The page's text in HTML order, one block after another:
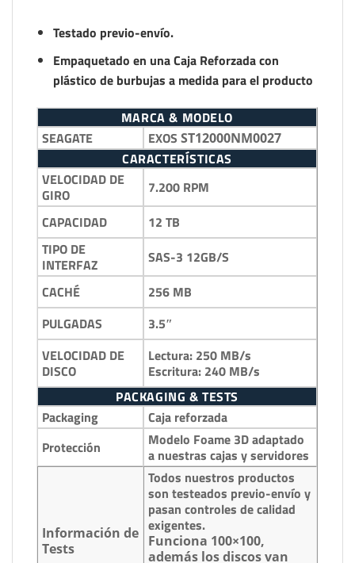
Testado previo-envío.
Empaquetado en una Caja Reforzada con
plástico de burbujas a medida para el producto
MARCA & MODELO
SEAGATE
EXOS ST12000NM0027
CARACTERÍSTICAS
VELOCIDAD DE
GIRO
7.200 RPM
CAPACIDAD
12 TB
TIPO DE
INTERFAZ
SAS-3 12GB/S
CACHÉ
256 MB
PULGADAS
3.5″
VELOCIDAD DE
DISCO
Lectura: 250 MB/s
Escritura: 240 MB/s
PACKAGING & TESTS
Packaging
Caja reforzada
Protección
Modelo Foame 3D adaptado
a nuestras cajas y servidores
Información de
Tests
Todos nuestros productos
son testeados previo-envío y
pasan controles de calidad
exigentes.
Funciona 100×100,
además los discos van